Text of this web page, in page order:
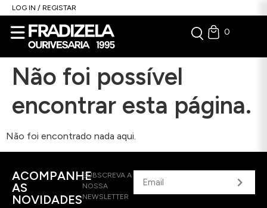
LOG IN / REGISTAR
0
Não foi possível
encontrar esta página.
Não foi encontrado nada aqui.
ACOMPANHE
AS
NOVIDADES
SUBSCREVA A
NOSSA
NEWSLETTER